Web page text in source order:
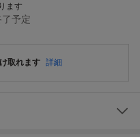
ます
了予定
取れます 詳細